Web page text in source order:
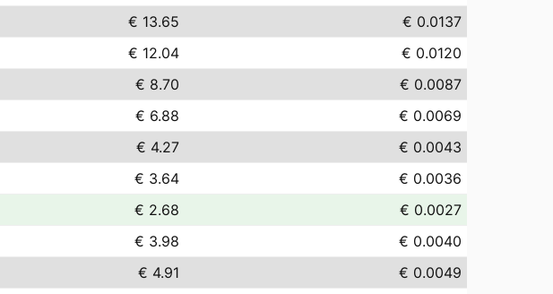
€ 13.65
€ 0.0137
€ 12.04
€ 0.0120
€ 8.70
€ 0.0087
€ 6.88
€ 0.0069
€ 4.27
€ 0.0043
€ 3.64
€ 0.0036
€ 2.68
€ 0.0027
€ 3.98
€ 0.0040
€ 4.91
€ 0.0049